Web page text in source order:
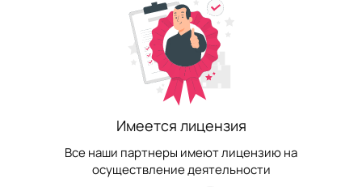
Имеется лицензия
Все наши партнеры имеют лицензию на
осуществление деятельности